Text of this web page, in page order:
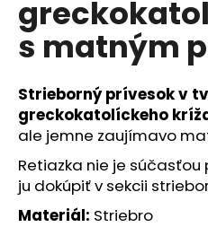
s matným
Strieborný prívesok v
greckokatolíckeho
ale jemne zaujímavo
Retiazka nie je súčasťou
ju dokúpiť v sekcii
Materiál: Striebro
á
j
ť
?